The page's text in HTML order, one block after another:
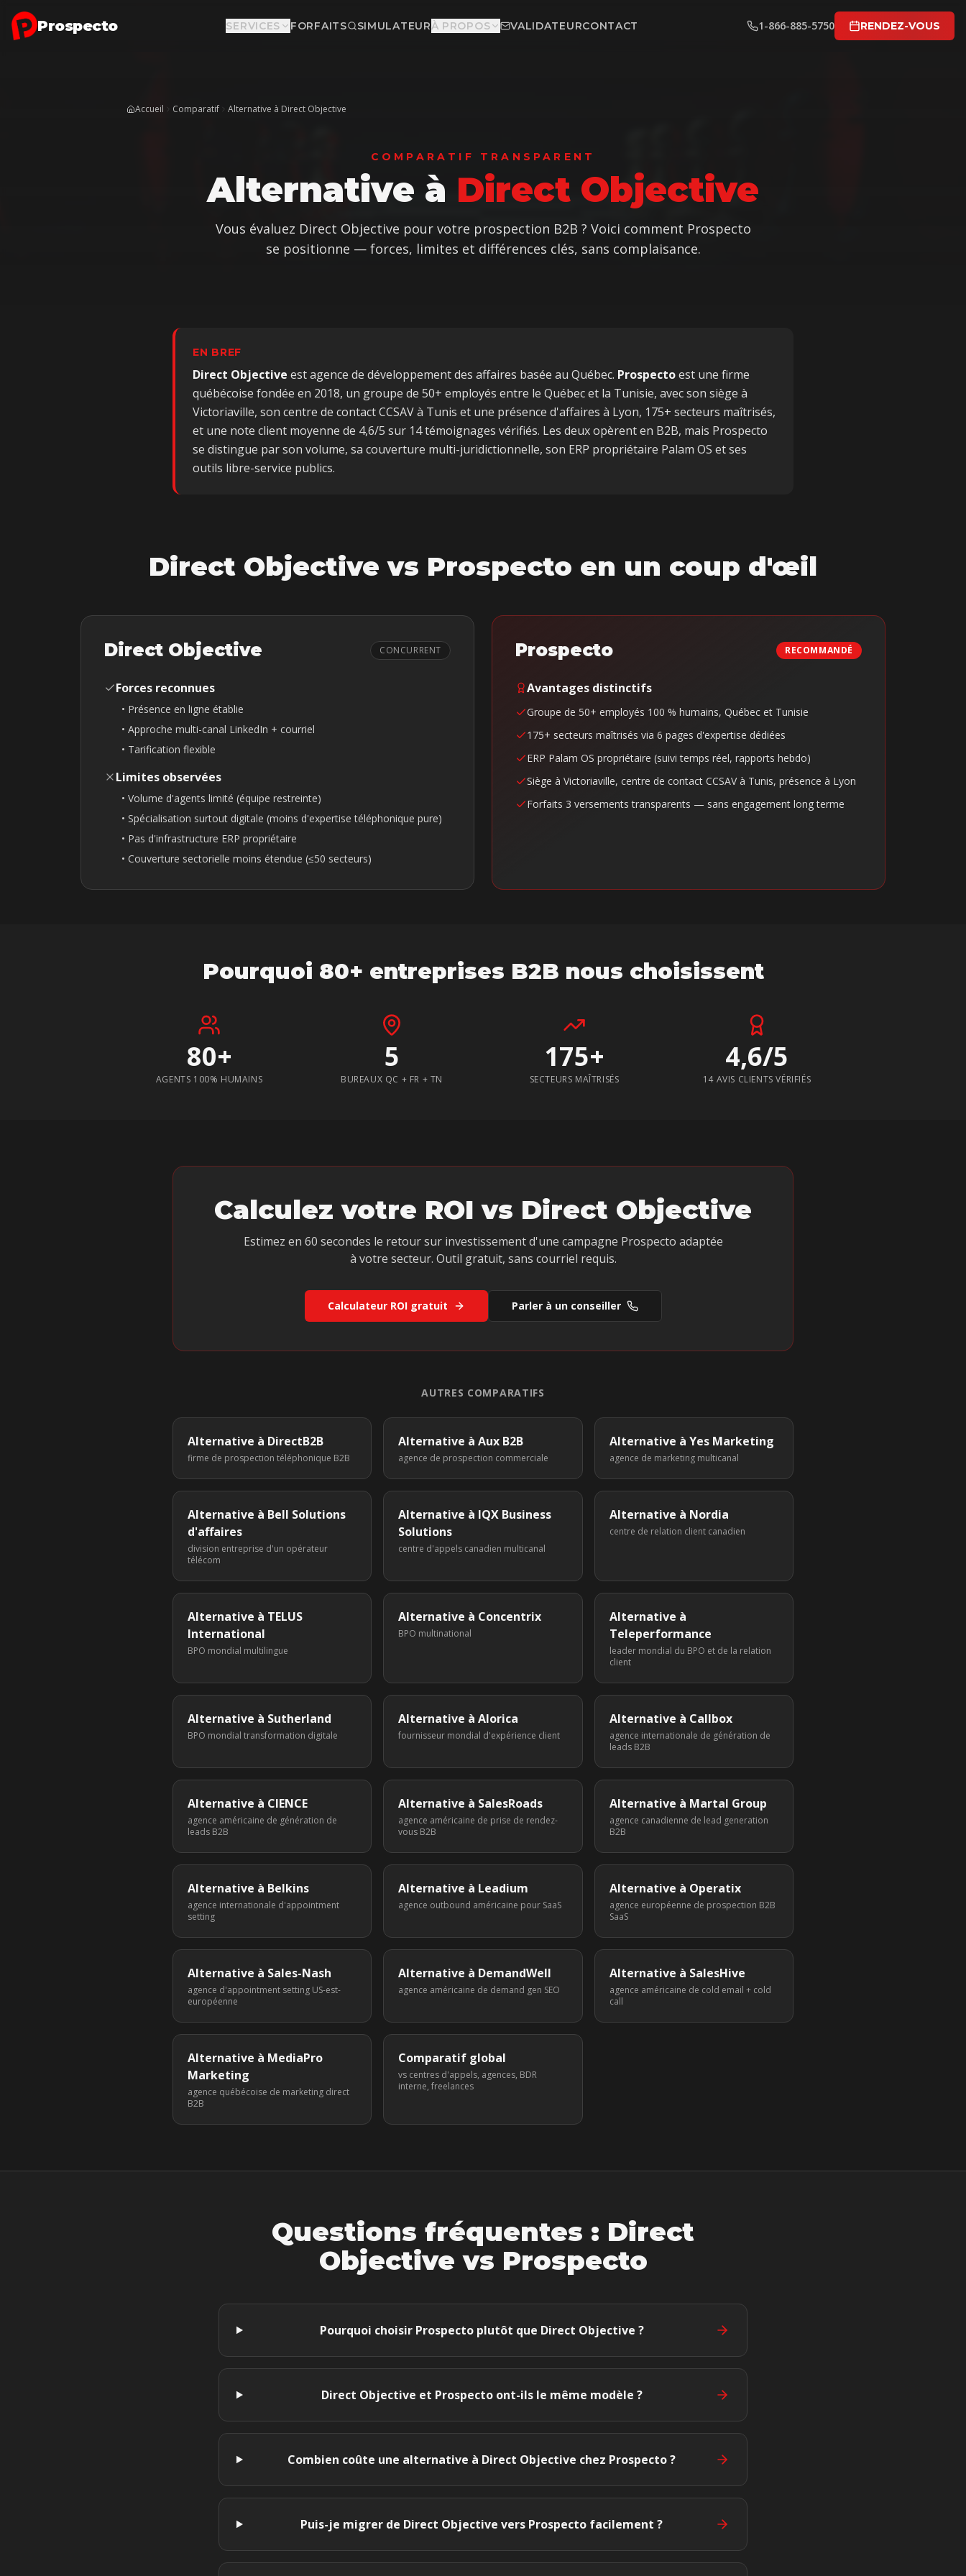
Aller au contenu principal
Prospecto SERVICES FORFAITS SIMULATEURÀ PROPOS VALIDATEURCONTACT 1-866-885-5750 RENDEZ-VOUS
Accueil Comparatif Alternative à Direct Objective
COMPARATIF TRANSPARENT
Alternative à Direct Objective
Vous évaluez Direct Objective pour votre prospection B2B ? Voici comment Prospecto
se positionne — forces, limites et différences clés, sans complaisance.
EN BREF
Direct Objective estagence de développement des affaires basée au Québec. Prospectoest une firme
québécoise fondée en 2018, un groupe de 50+ employés entre le Québec et la Tunisie, avec son siège à
Victoriaville, son centre de contact CCSAV à Tunis et une présence d'affaires à Lyon, 175+ secteurs maîtrisés,
et une note client moyenne de 4,6/5 sur 14 témoignages vérifiés. Les deux opèrent en B2B, mais Prospecto
se distingue par son volume, sa couverture multi-juridictionnelle, son ERP propriétaire Palam OS et ses
outils libre-service publics.
Direct Objective vs Prospecto en un coup d'œil
Direct Objective CONCURRENT
Forces reconnues
• Présence en ligne établie
• Approche multi-canal LinkedIn + courriel
• Tarification flexible
Limites observées
• Volume d'agents limité (équipe restreinte)
• Spécialisation surtout digitale (moins d'expertise téléphonique pure)
• Pas d'infrastructure ERP propriétaire
• Couverture sectorielle moins étendue (≤50 secteurs)
Prospecto RECOMMANDÉ
Avantages distinctifs
Groupe de 50+ employés 100 % humains, Québec et Tunisie
175+ secteurs maîtrisés via 6 pages d'expertise dédiées
ERP Palam OS propriétaire (suivi temps réel, rapports hebdo)
Siège à Victoriaville, centre de contact CCSAV à Tunis, présence à Lyon
Forfaits 3 versements transparents — sans engagement long terme
Pourquoi 80+ entreprises B2B nous choisissent
80+
AGENTS 100% HUMAINS
5
BUREAUX QC + FR + TN
175+
SECTEURS MAÎTRISÉS
4,6/5
14 AVIS CLIENTS VÉRIFIÉS
Calculez votre ROI vs Direct Objective
Estimez en 60 secondes le retour sur investissement d'une campagne Prospecto adaptée
à votre secteur. Outil gratuit, sans courriel requis.
Calculateur ROI gratuit Parler à un conseiller
AUTRES COMPARATIFS
Alternative à DirectB2B
firme de prospection téléphonique B2B
Alternative àAux B2B
agence de prospection commerciale
Alternative à Yes Marketing
agence de marketing multicanal
Alternative à Bell Solutions
d'affaires
division entreprise d'un opérateur
télécom
Alternative à IQX Business
Solutions
centre d'appels canadien multicanal
Alternative à Nordia
centre de relation client canadien
Alternative à TELUS
International
BPO mondial multilingue
Alternative à Concentrix
BPO multinational
Alternative à
Teleperformance
leader mondial du BPO et de la relation
client
Alternative à Sutherland
BPO mondial transformation digitale
Alternative àAlorica
fournisseur mondial d'expérience client
Alternative à Callbox
agence internationale de génération de
leads B2B
Alternative à CIENCE
agence américaine de génération de
leads B2B
Alternative à SalesRoads
agence américaine de prise de rendez-
vous B2B
Alternative à Martal Group
agence canadienne de lead generation
B2B
Alternative à Belkins
agence internationale d'appointment
setting
Alternative à Leadium
agence outbound américaine pour SaaS
Alternative à Operatix
agence européenne de prospection B2B
SaaS
Alternative à Sales-Nash
agence d'appointment setting US-est-
européenne
Alternative à DemandWell
agence américaine de demand gen SEO
Alternative à SalesHive
agence américaine de cold email + cold
call
Alternative à MediaPro
Marketing
agence québécoise de marketing direct
B2B
Comparatif global
vs centres d'appels, agences, BDR
interne, freelances
Questions fréquentes : Direct
Objective vs Prospecto
Pourquoi choisir Prospecto plutôt que Direct Objective ?
Direct Objective et Prospecto ont-ils le même modèle ?
Combien coûte une alternative à Direct Objective chez Prospecto ?
Puis-je migrer de Direct Objective vers Prospecto facilement ?